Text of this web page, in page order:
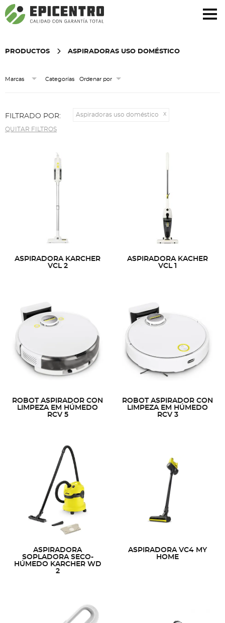
¿Olvidó su contraseña?Regístrese aquí
PRODUCTOS ASPIRADORAS USO DOMÉSTICO
Marcas Categorías Ordenar por
FILTRADO POR: Aspiradoras uso doméstico
QUITAR FILTROS
ASPIRADORA KARCHER
VCL 2
ASPIRADORA KACHER
VCL 1
ROBOT ASPIRADOR CON
LIMPEZA EM HÚMEDO
RCV 5
ROBOT ASPIRADOR CON
LIMPEZA EM HÚMEDO
RCV 3
ASPIRADORA
SOPLADORA SECO-
HÚMEDO KARCHER WD
2
ASPIRADORA VC4 MY
HOME